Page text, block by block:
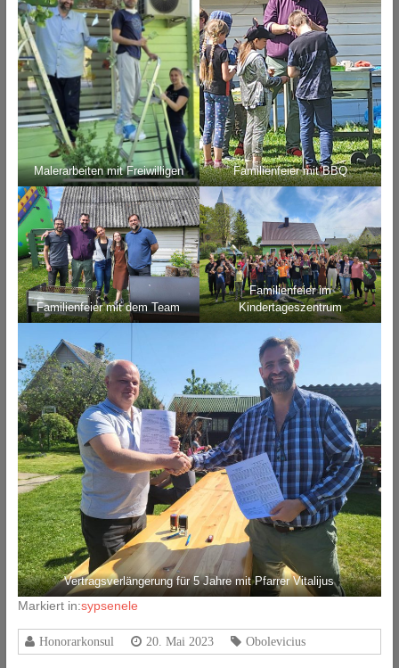
Malerarbeiten mit Freiwilligen Familienfeier mit BBQ
Familienfeier mit dem Team
Familienfeier im
Kindertageszentrum
Vertragsverlängerung für 5 Jahre mit Pfarrer Vitalijus
Markiert in:sypsenele
Honorarkonsul 20. Mai 2023 Obolevicius